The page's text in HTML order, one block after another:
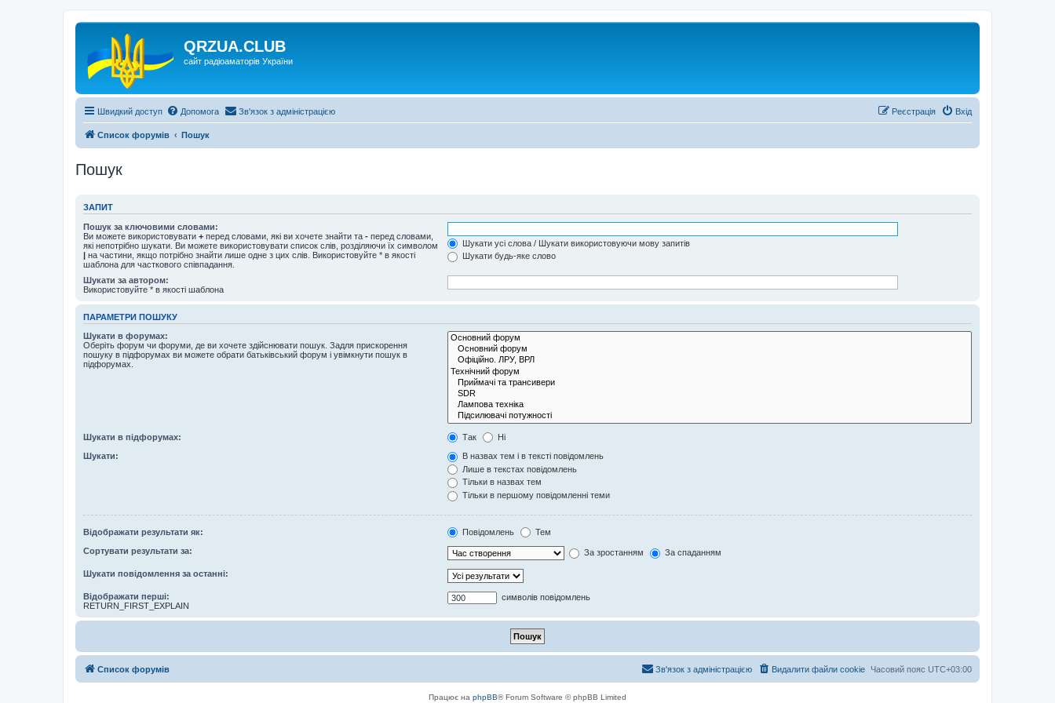
QRZUA.CLUB
сайт радіоаматорів України
Швидкий доступ Допомога Зв'язок з адміністрацією Вхід
Реєстрація
Список форумів Пошук
Пошук
ЗАПИТ
Пошук за ключовими словами:
Ви можете використовувати + перед словами, які ви хочете знайти та - перед словами,
які непотрібно шукати. Ви можете використовувати список слів, розділяючи їх символом
| на частини, якщо потрібно знайти лише одне з цих слів. Використовуйте * в якості
шаблона для часткового співпадання.
Шукати усі слова / Шукати використовуючи мову запитів
Шукати будь-яке слово
Шукати за автором:
Використовуйте * в якості шаблона
ПАРАМЕТРИ ПОШУКУ
Шукати в форумах:
Оберіть форум чи форуми, де ви хочете здійснювати пошук. Задля прискорення
пошуку в підфорумах ви можете обрати батьківський форум і увімкнути пошук в
підфорумах.
Шукати в підфорумах: Так Ні
Шукати:
В назвах тем і в тексті повідомлень
Лише в текстах повідомлень
Тільки в назвах тем
Тільки в першому повідомленні теми
Відображати результати як: Повідомлень Тем
Сортувати результати за: За зростанням За спаданням
Шукати повідомлення за останні:
Відображати перші:
RETURN_FIRST_EXPLAIN
символів повідомлень
Список форумів Часовий пояс UTC+03:00
Видалити файли cookie
Зв'язок з адміністрацією
Працює на phpBB® Forum Software © phpBB Limited